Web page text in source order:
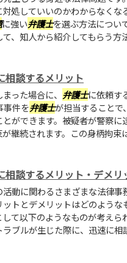
処していいのかわからなくな
に強い弁護士を選ぶ方法につい
、知人から紹介してもらう方
相談するメリット
った場合に、 弁護士に依頼す
事件を弁護士が担当することで
ができます。被疑者が警察に
継続されます。この身柄拘束
相談するメリット・デメリ
動に関わるさまざまな法律
トとデメリットはどのような
て以下のようなものが考えら
ブルが生じた際に、迅速に